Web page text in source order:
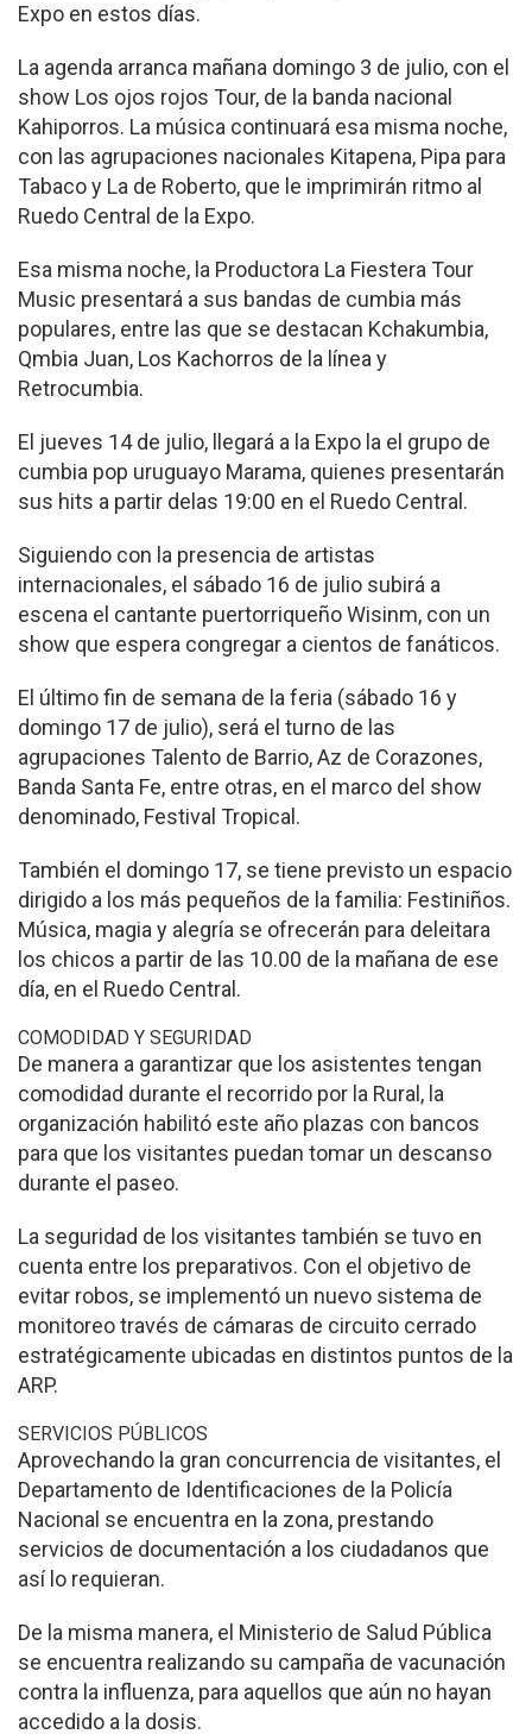
Expo en estos días.
La agenda arranca mañana domingo 3 de julio, con el
show Los ojos rojos Tour, de la banda nacional
Kahiporros. La música continuará esa misma noche,
con las agrupaciones nacionales Kitapena, Pipa para
Tabaco y La de Roberto, que le imprimirán ritmo al
Ruedo Central de la Expo.
Esa misma noche, la Productora La Fiestera Tour
Music presentará a sus bandas de cumbia más
populares, entre las que se destacan Kchakumbia,
Qmbia Juan, Los Kachorros de la línea y
Retrocumbia.
El jueves 14 de julio, llegará a la Expo la el grupo de
cumbia pop uruguayo Marama, quienes presentarán
sus hits a partir delas 19:00 en el Ruedo Central.
Siguiendo con la presencia de artistas
internacionales, el sábado 16 de julio subirá a
escena el cantante puertorriqueño Wisinm, con un
show que espera congregar a cientos de fanáticos.
El último fin de semana de la feria (sábado 16 y
domingo 17 de julio), será el turno de las
agrupaciones Talento de Barrio, Az de Corazones,
Banda Santa Fe, entre otras, en el marco del show
denominado, Festival Tropical.
También el domingo 17, se tiene previsto un espacio
dirigido a los más pequeños de la familia: Festiniños.
Música, magia y alegría se ofrecerán para deleitara
los chicos a partir de las 10.00 de la mañana de ese
día, en el Ruedo Central.
COMODIDAD Y SEGURIDAD
De manera a garantizar que los asistentes tengan
comodidad durante el recorrido por la Rural, la
organización habilitó este año plazas con bancos
para que los visitantes puedan tomar un descanso
durante el paseo.
La seguridad de los visitantes también se tuvo en
cuenta entre los preparativos. Con el objetivo de
evitar robos, se implementó un nuevo sistema de
monitoreo través de cámaras de circuito cerrado
estratégicamente ubicadas en distintos puntos de la
ARP.
SERVICIOS PÚBLICOS
Aprovechando la gran concurrencia de visitantes, el
Departamento de Identificaciones de la Policía
Nacional se encuentra en la zona, prestando
servicios de documentación a los ciudadanos que
así lo requieran.
De la misma manera, el Ministerio de Salud Pública
se encuentra realizando su campaña de vacunación
contra la influenza, para aquellos que aún no hayan
accedido a la dosis.